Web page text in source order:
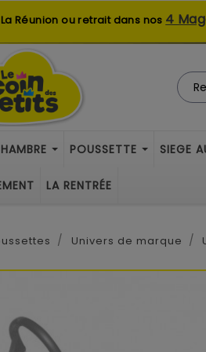
Réunion ou retrait dans nos 4
POUSSETTE SIEGE
LA RENTRÉE
Univers de marque